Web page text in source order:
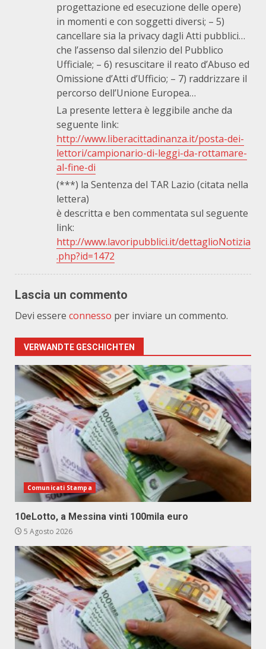
progettazione ed esecuzione delle opere)
in momenti e con soggetti diversi; – 5)
cancellare sia la privacy dagli Atti pubblici…
che l’assenso dal silenzio del Pubblico
Ufficiale; – 6) resuscitare il reato d’Abuso ed
Omissione d’Atti d’Ufficio; – 7) raddrizzare il
percorso dell’Unione Europea…
La presente lettera è leggibile anche da
seguente link:
http://www.liberacittadinanza.it/posta-dei-
lettori/campionario-di-leggi-da-rottamare-
al-fine-di
(***) la Sentenza del TAR Lazio (citata nella
lettera)
è descritta e ben commentata sul seguente
link:
http://www.lavoripubblici.it/dettaglioNotizia
.php?id=1472
Lascia un commento
Devi essere connesso per inviare un commento.
VERWANDTE GESCHICHTEN
Comunicati Stampa
10eLotto, a Messina vinti 100mila euro
5 Agosto 2026